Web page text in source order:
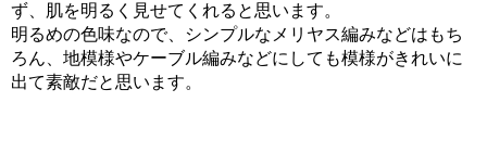
ず、肌を明るく見せてくれると思います。
明るめの色味なので、シンプルなメリヤス編みなどはもち
ろん、地模様やケーブル編みなどにしても模様がきれいに
出て素敵だと思います。